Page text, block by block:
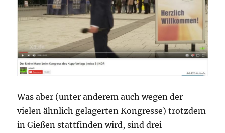
Was aber (unter anderem auch wegen der
vielen ähnlich gelagerten Kongresse) trotzdem
in Gießen stattfinden wird, sind drei